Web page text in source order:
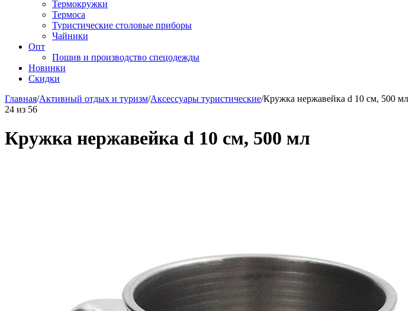
Термокружки
Термоса
Туристические столовые приборы
Чайники
Опт
Пошив и производство спецодежды
Новинки
Скидки
Главная/Активный отдых и туризм/Аксессуары туристические/Кружка нержавейка d 10 см, 500 мл
24 из 56
Кружка нержавейка d 10 см, 500 мл